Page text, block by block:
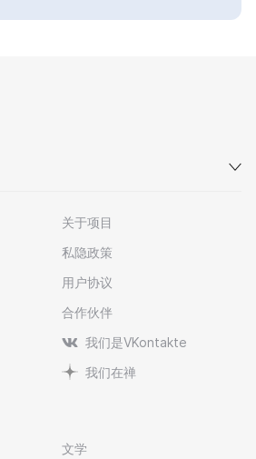
关于项目
私隐政策
用户协议
合作伙伴
我们是VKontakte
我们在禅
文学